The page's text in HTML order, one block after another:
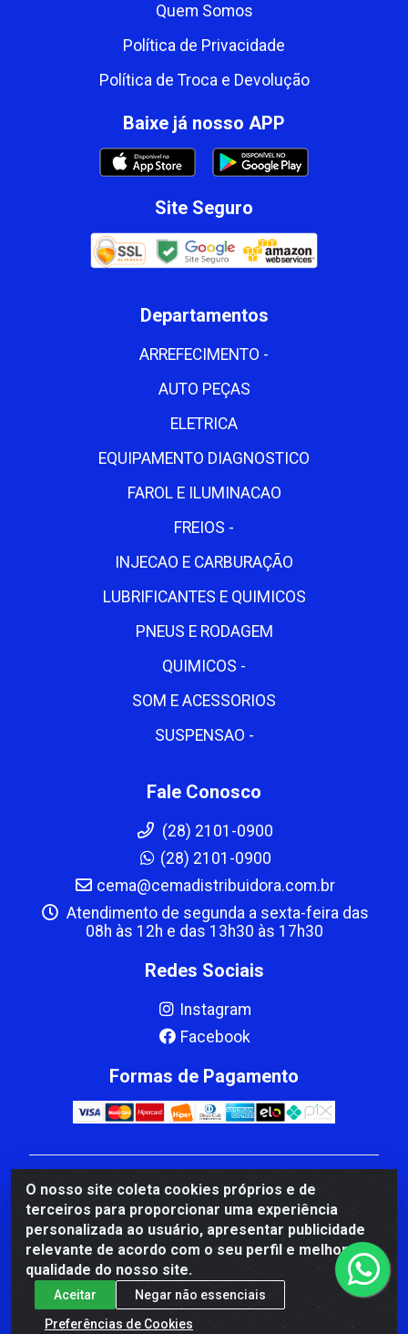
O nosso site coleta cookies próprios e de
terceiros para proporcionar uma experiência
personalizada ao usuário, apresentar publicidade
relevante de acordo com o seu perfil e melhorar a
qualidade do nosso site.
Aceitar
Negar não essenciais
Preferências de Cookies
Quem Somos
Política de Privacidade
Política de Troca e Devolução
Baixe já nosso APP
Site Seguro
Departamentos
ARREFECIMENTO -
AUTO PEÇAS
ELETRICA
EQUIPAMENTO DIAGNOSTICO
FAROL E ILUMINACAO
FREIOS -
INJECAO E CARBURAÇÃO
LUBRIFICANTES E QUIMICOS
PNEUS E RODAGEM
QUIMICOS -
SOM E ACESSORIOS
SUSPENSAO -
Fale Conosco
(28) 2101-0900
(28) 2101-0900
cema@cemadistribuidora.com.br
Atendimento de segunda a sexta-feira das
08h às 12h e das 13h30 às 17h30
Redes Sociais
Instagram
Facebook
Formas de Pagamento
CBP MACEDO COMERCIO PEÇAS LTDA Matriz - av
Mauro Miranda Madureira, 1249 - Coramara , Cachoeiro
de Itapemirim/ES - CEP 29.311-310 - CNPJ
00.502.680/0001-41